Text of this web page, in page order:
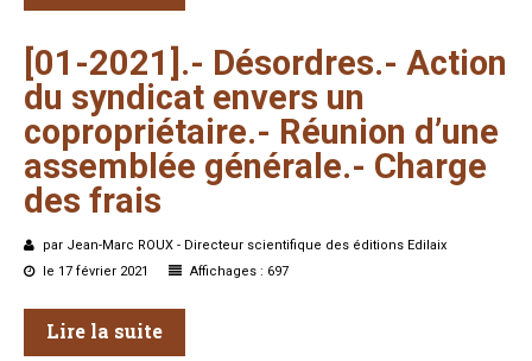
[01-2021].- Désordres.- Action
du syndicat envers un
copropriétaire.- Réunion d’une
assemblée générale.- Charge
des frais
par Jean-Marc ROUX - Directeur scientifique des éditions Edilaix
le 17 février 2021
Affichages : 697
Lire la suite